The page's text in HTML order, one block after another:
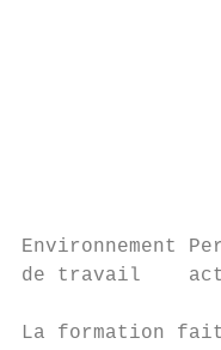
Environnement
de travail
La formation